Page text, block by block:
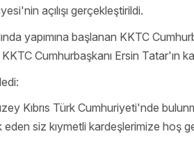
açılışı gerçekleştirildi.
yapımına başlanan KKTC
Cumhurbaşkanı Ersin Tatar'ın
Kıbrıs Türk Cumhuriyeti'nde
siz kıymetli kardeşlerimize hoş